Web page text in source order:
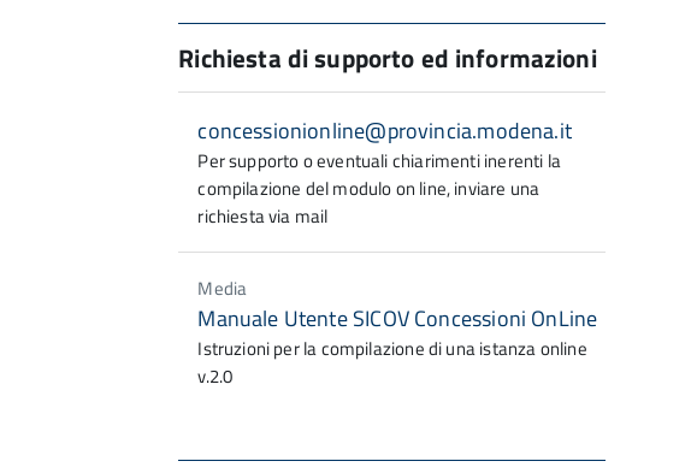
Richiesta di supporto ed informazioni
concessionionline@provincia.modena.it
Per supporto o eventuali chiarimenti inerenti la
compilazione del modulo on line, inviare una
richiesta via mail
Media
Manuale Utente SICOV Concessioni OnLine
Istruzioni per la compilazione di una istanza online
v.2.0